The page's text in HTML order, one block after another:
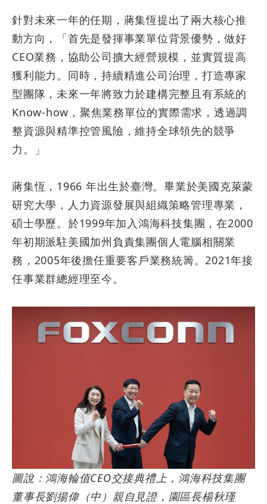
針對未來一年的任期，蔣集恆提出了兩大核心推
動方向，「首先是發揮事業單位背景優勢，做好
CEO業務，協助公司擴大經營規模，並實質提高
獲利能力。同時，持續精進公司治理，打造專家
型團隊，未來一年將致力於建構完整且有系統的
Know-how ，聚焦業務單位的實際需求，透過調
整資源與精準控管風險，維持全球領先的競爭
力。」
蔣集恆， 1966 年出生於臺灣。畢業於美國克萊蒙
研究大學，人力資源發展與組織策略管理專業，
碩士學歷。於1999年加入鴻海科技集團，在2000
年初期派駐美國加州負責集團個人電腦相關業
務， 2005年後擔任重要客戶業務統籌。2021年接
任事業群總經理至今。
圖說：鴻海輪值CEO交接典禮上，鴻海科技集團
董事長劉揚偉（中）親自見證，園區長楊秋瑾